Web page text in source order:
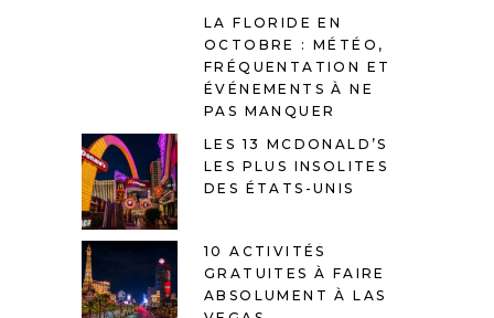
LA FLORIDE EN
OCTOBRE : MÉTÉO,
FRÉQUENTATION ET
ÉVÉNEMENTS À NE
PAS MANQUER
LES 13 MCDONALD’S
LES PLUS INSOLITES
DES ÉTATS-UNIS
10 ACTIVITÉS
GRATUITES À FAIRE
ABSOLUMENT À LAS